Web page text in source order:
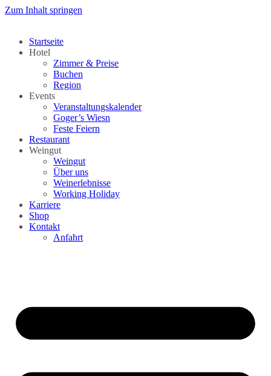
Zum Inhalt springen
Startseite
Hotel
Zimmer & Preise
Buchen
Region
Events
Veranstaltungskalender
Goger’s Wiesn
Feste Feiern
Restaurant
Weingut
Weingut
Über uns
Weinerlebnisse
Working Holiday
Karriere
Shop
Kontakt
Anfahrt